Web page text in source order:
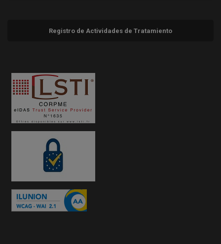
Registro de Actividades de Tratamiento